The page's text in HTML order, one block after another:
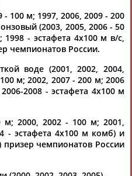
Андрей
Герман
100 м; 1997, 2006, 2009 - 200
(2003, 2005, 2006 - 50
- эстафета 4х100 м в/с,
чемпионатов России.
воде (2001, 2002, 2004,
м; 2002, 2007 - 200 м; 2006
2008 - эстафета 4х100 м
м; 2000, 2002 - 100 м; 2001,
- эстафета 4х100 м комб) и
чемпионатов России